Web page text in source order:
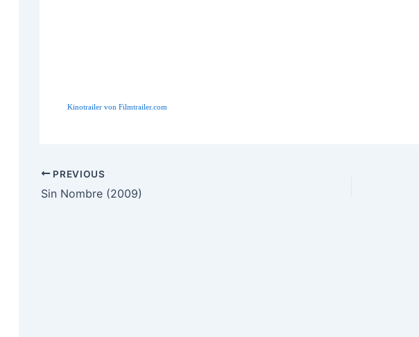
Kinotrailer von Filmtrailer.com
Post
navigation
PREVIOUS
Sin Nombre (2009)